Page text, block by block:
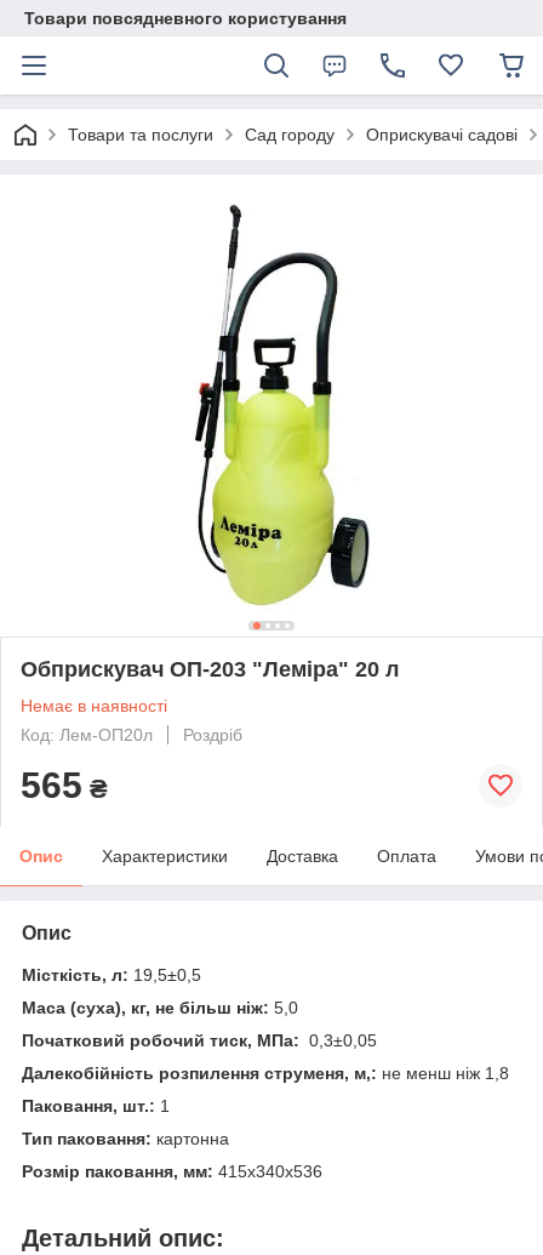
Товари повсядневного користування
Товари та послуги Сад городу Оприскувачі садові
Обприскувач ОП-203 "Леміра" 20 л
Немає в наявності
Код: Лем-ОП20л
Роздріб
565 ₴
Опис Характеристики Доставка Оплата Умови
Опис
Місткість, л: 19,5±0,5
Маса (суха), кг, не більш ніж: 5,0
Початковий робочий тиск, МПа: 0,3±0,05
Далекобійність розпилення струменя, м,: не менш ніж 1,8
Паковання, шт.: 1
Тип паковання: картонна
Розмір паковання, мм: 415х340х536
Детальний опис: